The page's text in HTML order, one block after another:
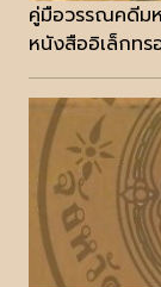
คู่มือวรรณคดีม
หนังสืออิเล็กท